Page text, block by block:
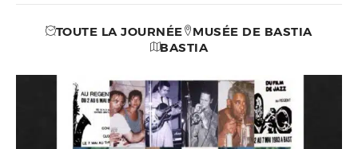
TOUTE LA JOURNÉE
MUSÉE DE BASTIA
BASTIA